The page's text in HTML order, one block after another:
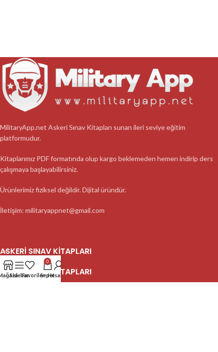
MilitaryApp.net Askeri Sınav Kitapları sunan ileri seviye eğitim
platformudur.
Kitaplarımız PDF formatında olup kargo beklemeden hemen indirip ders
çalışmaya başlayabilirsiniz.
Ürünlerimiz fiziksel değildir. Dijital üründür.
İletişim: militaryappnet@gmail.com
ASKERI SINAV KITAPLARI
ASKERI SINAV KITAPLARI
SidebarFavoriler
0
SepetHesabım